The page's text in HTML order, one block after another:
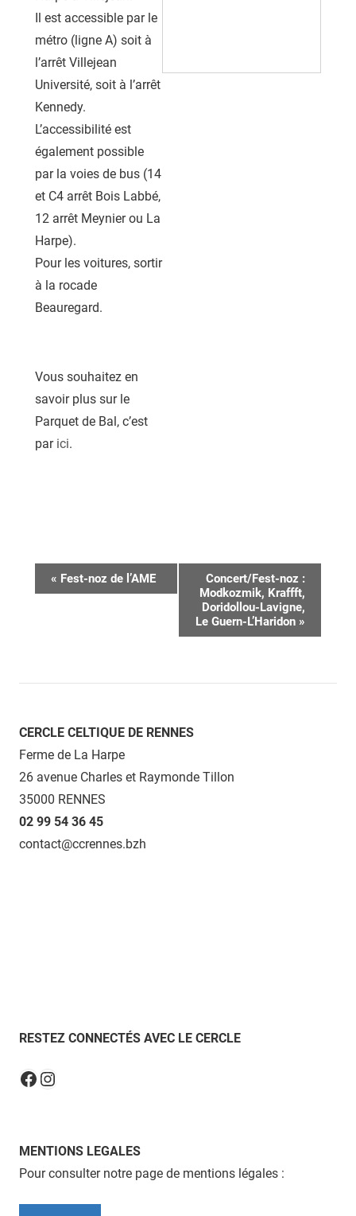
Il est accessible par le
métro (ligne A) soit à
l’arrêt Villejean
Université, soit à l’arrêt
Kennedy.
L’accessibilité est
également possible
par la voies de bus (14
et C4 arrêt Bois Labbé,
12 arrêt Meynier ou La
Harpe).
Pour les voitures, sortir
à la rocade
Beauregard.
Vous souhaitez en
savoir plus sur le
Parquet de Bal, c’est
par ici.
Navigation
« Fest-noz de l’AME
Concert/Fest-noz :
Modkozmik, Kraffft,
Doridollou-Lavigne,
Le Guern-L’Haridon »
CERCLE CELTIQUE DE RENNES
Ferme de La Harpe
26 avenue Charles et Raymonde Tillon
35000 RENNES
02 99 54 36 45
contact@ccrennes.bzh
RESTEZ CONNECTÉS AVEC LE CERCLE
Facebook
Instagram
MENTIONS LEGALES
Pour consulter notre page de mentions légales :